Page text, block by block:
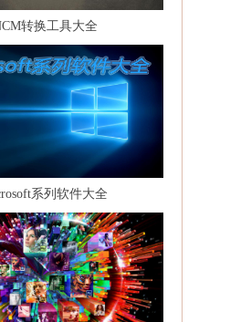
转换工具大全
系列软件大全